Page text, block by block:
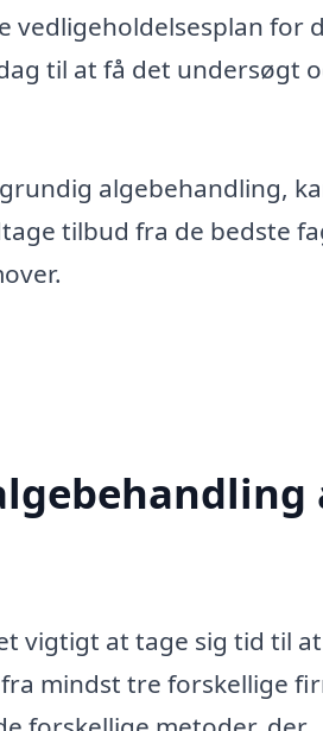
vedligeholdelsesplan for
til at få det undersøgt
algebehandling,
tilbud fra de bedste
vigtigt at tage sig tid til at
mindst tre forskellige